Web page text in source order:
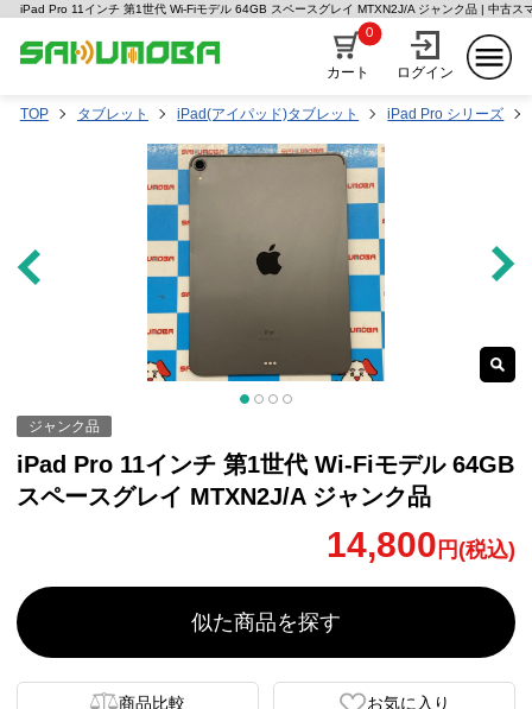
iPad Pro 11インチ 第1世代 Wi-Fiモデル 64GB スペースグレイ MTXN2J/A ジャンク品 | 中古ス
カート
0
ログイン
TOP タブレット iPad(アイパッド)タブレット iPad Pro シリーズ
ジャンク品
iPad Pro 11インチ 第1世代 Wi-Fiモデル 64GB
スペースグレイ MTXN2J/A ジャンク品
14,800 円(税込)
似た商品を探す
商品比較 お気に入り